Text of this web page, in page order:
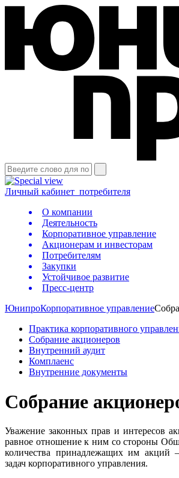
Личный кабинет потребителя
О компании
Деятельность
Корпоративное управление
Акционерам и инвесторам
Потребителям
Закупки
Устойчивое развитие
Пресс-центр
ЮнипроКорпоративное управление
Практика корпоративного
Собрание акционеров
Внутренний аудит
Комплаенс
Внутренние документы
Собрание
Уважение законных прав и интересов
равное отношение к ним со стороны
количества принадлежащих им акций
задач корпоративного управления.